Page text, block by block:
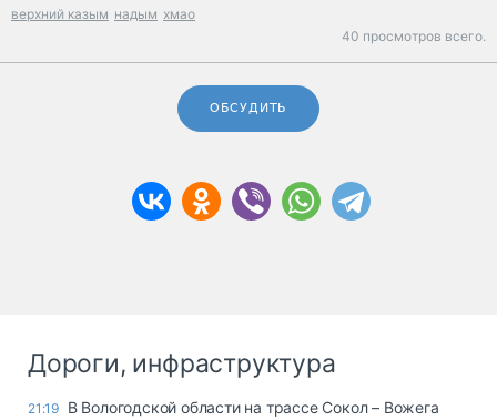
верхний казым надым хмао
40 просмотров всего.
ОБСУДИТЬ
Дороги, инфраструктура
21:19 В Вологодской области на трассе Сокол – Вожега